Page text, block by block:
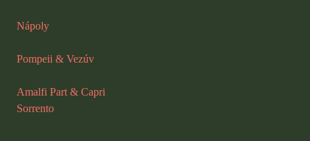
Nápoly
Pompeii & Vezúv
Amalfi Part & Capri
Sorrento